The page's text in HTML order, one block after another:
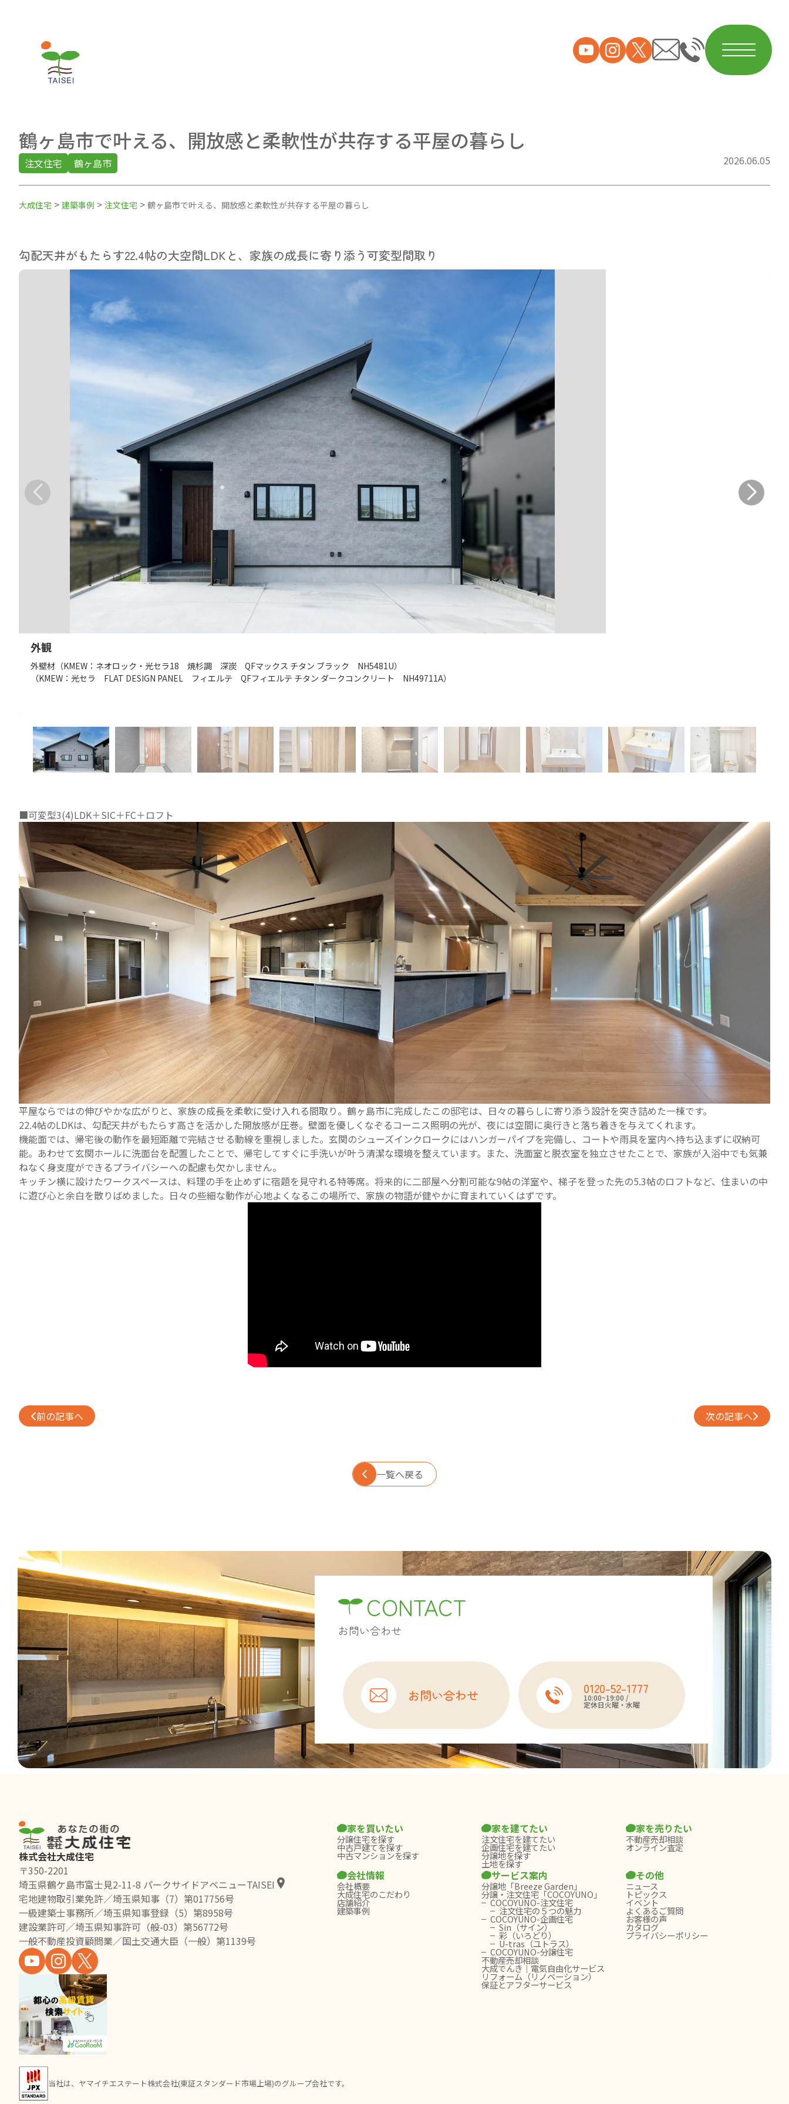
鶴ヶ島市で叶える、開放感と柔軟性が共存する平屋の暮らし
注文住宅 鶴ヶ島市 2026.06.05
大成住宅 > 建築事例 > 注文住宅 > 鶴ヶ島市で叶える、開放感と柔軟性が共存する平屋の暮らし
勾配天井がもたらす22.4帖の大空間LDKと、家族の成長に寄り添う可変型間取り
外観
外壁材（KMEW：ネオロック・光セラ18 焼杉調 深炭 QFマックス チタン ブラック NH5481U）
（KMEW：光セラ FLAT DESIGN PANEL フィエルテ QFフィエルテ チタン ダークコンクリート NH49711A）
■可変型3(4)LDK＋SIC＋FC＋ロフト
平屋ならではの伸びやかな広がりと、家族の成長を柔軟に受け入れる間取り。鶴ヶ島市に完成したこの邸宅は、日々の暮らしに寄り添う設計を突き詰めた一棟です。
22.4帖のLDKは、勾配天井がもたらす高さを活かした開放感が圧巻。壁面を優しくなぞるコーニス照明の光が、夜には空間に奥行きと落ち着きを与えてくれます。
機能面では、帰宅後の動作を最短距離で完結させる動線を重視しました。玄関のシューズインクロークにはハンガーパイプを完備し、コートや雨具を室内へ持ち込まずに収納可
能。あわせて玄関ホールに洗面台を配置したことで、帰宅してすぐに手洗いが叶う清潔な環境を整えています。また、洗面室と脱衣室を独立させたことで、家族が入浴中でも気兼
ねなく身支度ができるプライバシーへの配慮も欠かしません。
キッチン横に設けたワークスペースは、料理の手を止めずに宿題を見守れる特等席。将来的に二部屋へ分割可能な9帖の洋室や、梯子を登った先の5.3帖のロフトなど、住まいの中
に遊び心と余白を散りばめました。日々の些細な動作が心地よくなるこの場所で、家族の物語が健やかに育まれていくはずです。
前の記事へ 次の記事へ
一覧へ戻る
CONTACT
お問い合わせ
お問い合わせ 0120-52-1777
10:00~19:00 /
定休日火曜・水曜
株式会社大成住宅
〒350-2201
埼玉県鶴ケ島市富士見2-11-8 パークサイドアベニューTAISEI
宅地建物取引業免許／埼玉県知事（7）第017756号
一級建築士事務所／埼玉県知事登録（5）第8958号
建設業許可／埼玉県知事許可（般-03）第56772号
一般不動産投資顧問業／国土交通大臣（一般）第1139号
家を買いたい
分譲住宅を探す
中古戸建てを探す
中古マンションを探す
家を建てたい
注文住宅を建てたい
企画住宅を建てたい
分譲地を探す
土地を探す
家を売りたい
不動産売却相談
オンライン査定
会社情報
会社概要
大成住宅のこだわり
店舗紹介
建築事例
サービス案内
分譲地「Breeze Garden」
分譲・注文住宅「COCOYUNO」
COCOYUNO-注文住宅
注文住宅の５つの魅力
COCOYUNO-企画住宅
Sin（サイン）
彩（いろどり）
U-tras（ユトラス）
COCOYUNO-分譲住宅
不動産売却相談
大成でんき｜電気自由化サービス
リフォーム（リノベーション）
保証とアフターサービス
その他
ニュース
トピックス
イベント
よくあるご質問
お客様の声
カタログ
プライバシーポリシー
当社は、ヤマイチエステート株式会社(東証スタンダード市場上場)のグループ会社です。